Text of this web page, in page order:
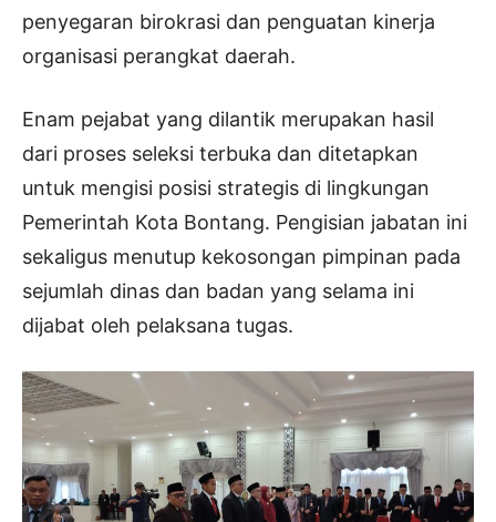
penyegaran birokrasi dan penguatan kinerja
organisasi perangkat daerah.
Enam pejabat yang dilantik merupakan hasil
dari proses seleksi terbuka dan ditetapkan
untuk mengisi posisi strategis di lingkungan
Pemerintah Kota Bontang. Pengisian jabatan ini
sekaligus menutup kekosongan pimpinan pada
sejumlah dinas dan badan yang selama ini
dijabat oleh pelaksana tugas.